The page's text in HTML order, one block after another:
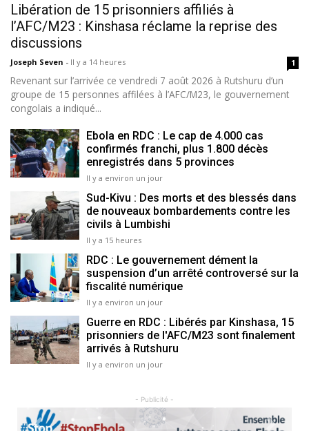
Libération de 15 prisonniers affiliés à
l’AFC/M23 : Kinshasa réclame la reprise des
discussions
Joseph Seven - Il y a 14 heures 1
Revenant sur l’arrivée ce vendredi 7 août 2026 à Rutshuru d’un
groupe de 15 personnes affilées à l’AFC/M23, le gouvernement
congolais a indiqué...
Ebola en RDC : Le cap de 4.000 cas
confirmés franchi, plus 1.800 décès
enregistrés dans 5 provinces
Il y a environ un jour
Sud-Kivu : Des morts et des blessés dans
de nouveaux bombardements contre les
civils à Lumbishi
Il y a 15 heures
RDC : Le gouvernement dément la
suspension d’un arrêté controversé sur la
fiscalité numérique
Il y a environ un jour
Guerre en RDC : Libérés par Kinshasa, 15
prisonniers de l'AFC/M23 sont finalement
arrivés à Rutshuru
Il y a environ un jour
- Publicité -